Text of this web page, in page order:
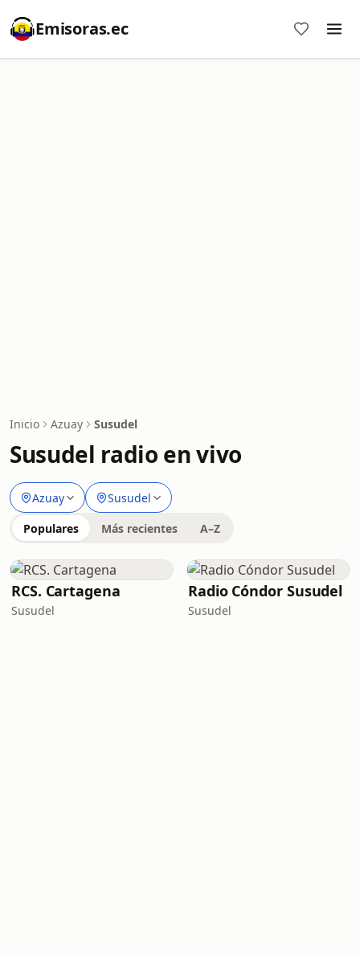
Emisoras.ec
Inicio Azuay Susudel
Susudel radio en vivo
Azuay Susudel
Populares Más recientes A–Z
RCS. Cartagena
Susudel
Radio Cóndor Susudel
Susudel